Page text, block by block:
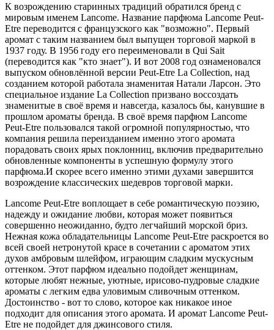
К возрождению старинных традиций обратился бренд с
мировым именем Lancome. Название парфюма Lancome Peut-
Etre переводится с французского как "возможно". Первый
аромат с таким названием был выпущен торговой маркой в
1937 году. В 1956 году его переименовали в Qui Sait
(переводится как "кто знает"). И вот 2008 год ознаменовался
выпуском обновлённой версии Peut-Etre La Collection, над
созданием которой работала знаменитая Натали Ларсон. Это
специальное издание La Collection призвано воссоздать
знаменитые в своё время и навсегда, казалось бы, канувшие в
прошлом ароматы бренда. В своё время парфюм Lancome
Peut-Etre пользовался такой огромной популярностью, что
компания решила переизданием именно этого аромата
порадовать своих ярых поклонниц, включив предварительно
обновленные компоненты в успешную формулу этого
парфюма.И скорее всего именно этими духами завершится
возрождение классических шедевров торговой марки.
Lancome Peut-Etre воплощает в себе романтическую поэзию,
надежду и ожидание любви, которая может появиться
совершенно неожиданно, будто легчайший морской бриз.
Нежная кожа обладательницы Lancome Peut-Etre раскроется во
всей своей нетронутой красе в сочетании с ароматом этих
духов амбровым шлейфом, играющим сладким мускусным
оттенком. Этот парфюм идеально подойдет женщинам,
которые любят нежные, уютные, ирисово-пудровые сладкие
ароматы с легким едва уловимым сливочным оттенком.
Достоинство - вот то слово, которое как никакое иное
подходит для описания этого аромата. И аромат Lancome Peut-
Etre не подойдет для джинсового стиля.